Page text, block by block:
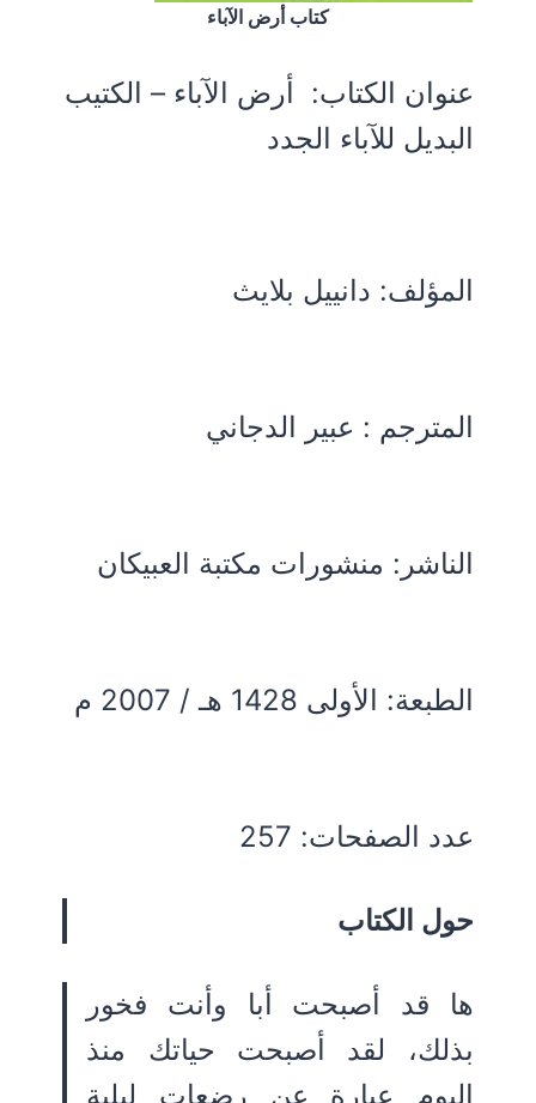
كتاب أرض الآباء
عنوان الكتاب: أرض الآباء – الكتيب
البديل للآباء الجدد
المؤلف: دانييل بلايث
المترجم : عبير الدجاني
الناشر: منشورات مكتبة العبيكان
الطبعة: الأولى 1428 هـ / 2007 م
عدد الصفحات: 257
حول الكتاب
ها قد أصبحت أبا وأنت فخور
بذلك، لقد أصبحت حياتك منذ
اليوم عبارة عن رضعات ليلية